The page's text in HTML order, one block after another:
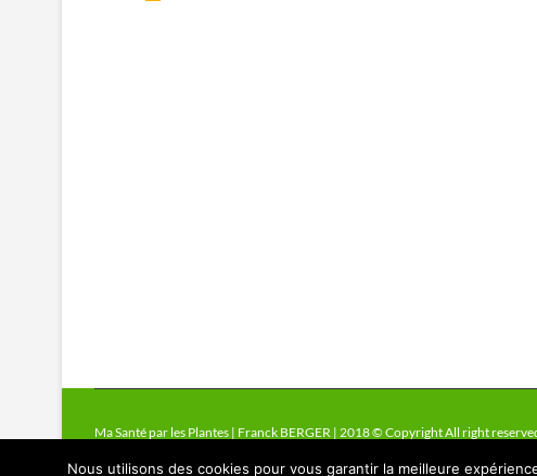
Ma Santé par les Plantes | Franck BERGER | 2018 © Copyright All right
Nous utilisons des cookies pour vous garantir la meilleure